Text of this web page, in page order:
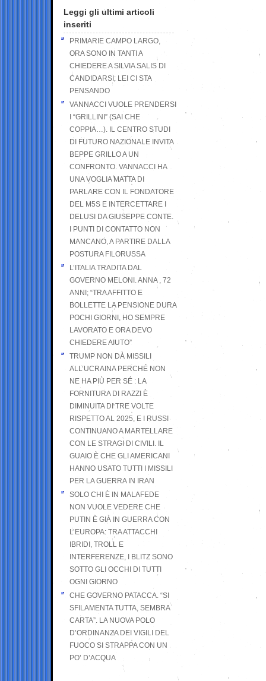
Leggi gli ultimi articoli
inseriti
PRIMARIE CAMPO LARGO,
ORA SONO IN TANTI A
CHIEDERE A SILVIA SALIS DI
CANDIDARSI: LEI CI STA
PENSANDO
VANNACCI VUOLE PRENDERSI
I “GRILLINI” (SAI CHE
COPPIA…). IL CENTRO STUDI
DI FUTURO NAZIONALE INVITA
BEPPE GRILLO A UN
CONFRONTO. VANNACCI HA
UNA VOGLIA MATTA DI
PARLARE CON IL FONDATORE
DEL M5S E INTERCETTARE I
DELUSI DA GIUSEPPE CONTE.
I PUNTI DI CONTATTO NON
MANCANO, A PARTIRE DALLA
POSTURA FILORUSSA
L’ITALIA TRADITA DAL
GOVERNO MELONI. ANNA , 72
ANNI; “TRA AFFITTO E
BOLLETTE LA PENSIONE DURA
POCHI GIORNI, HO SEMPRE
LAVORATO E ORA DEVO
CHIEDERE AIUTO”
TRUMP NON DÀ MISSILI
ALL’UCRAINA PERCHÉ NON
NE HA PIÙ PER SÉ : LA
FORNITURA DI RAZZI È
DIMINUITA DI TRE VOLTE
RISPETTO AL 2025, E I RUSSI
CONTINUANO A MARTELLARE
CON LE STRAGI DI CIVILI. IL
GUAIO È CHE GLI AMERICANI
HANNO USATO TUTTI I MISSILI
PER LA GUERRA IN IRAN
SOLO CHI È IN MALAFEDE
NON VUOLE VEDERE CHE
PUTIN È GIÀ IN GUERRA CON
L’EUROPA: TRA ATTACCHI
IBRIDI, TROLL E
INTERFERENZE, I BLITZ SONO
SOTTO GLI OCCHI DI TUTTI
OGNI GIORNO
CHE GOVERNO PATACCA. “SI
SFILAMENTA TUTTA, SEMBRA
CARTA”. LA NUOVA POLO
D’ORDINANZA DEI VIGILI DEL
FUOCO SI STRAPPA CON UN
PO’ D’ACQUA